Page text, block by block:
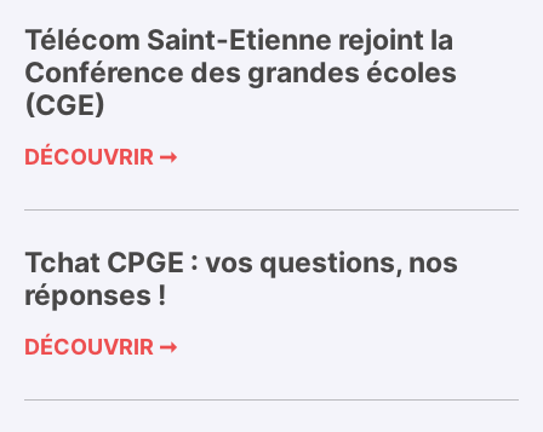
Télécom Saint-Etienne rejoint la
Conférence des grandes écoles
(CGE)
DÉCOUVRIR ➞
Tchat CPGE : vos questions, nos
réponses !
DÉCOUVRIR ➞